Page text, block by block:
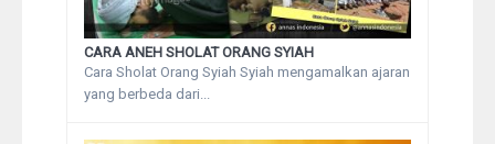
CARA ANEH SHOLAT ORANG SYIAH
Cara Sholat Orang Syiah Syiah mengamalkan ajaran
yang berbeda dari...